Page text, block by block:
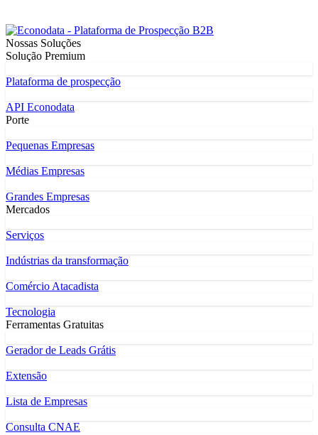
Nossas Soluções
Solução Premium
Plataforma de prospecção
API Econodata
Porte
Pequenas Empresas
Médias Empresas
Grandes Empresas
Mercados
Serviços
Indústrias da transformação
Comércio Atacadista
Tecnologia
Ferramentas Gratuitas
Gerador de Leads Grátis
Extensão
Lista de Empresas
Consulta CNAE